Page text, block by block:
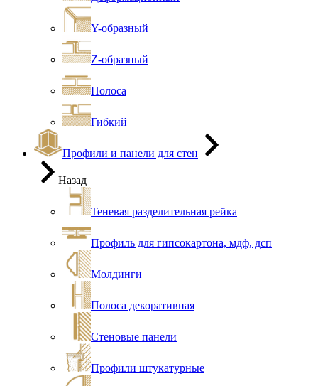
Y-образный
Z-образный
Полоса
Гибкий
Профили и панели для стен
Назад
Теневая разделительная рейка
Профиль для гипсокартона, мдф, дсп
Молдинги
Полоса декоративная
Стеновые панели
Профили штукатурные